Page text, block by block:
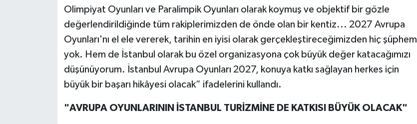
Olimpiyat Oyunları ve Paralimpik Oyunları olarak koymuş ve objektif bir gözle
değerlendirildiğinde tüm rakiplerimizden de önde olan bir kentiz... 2027 Avrupa
Oyunları'nı el ele vererek, tarihin en iyisi olarak gerçekleştireceğimizden hiç şüphem
yok. Hem de İstanbul olarak bu özel organizasyona çok büyük değer katacağımızı
düşünüyorum. İstanbul Avrupa Oyunları 2027, konuya katkı sağlayan herkes için
büyük bir başarı hikâyesi olacak” ifadelerini kullandı.
"AVRUPA OYUNLARININ İSTANBUL TURİZMİNE DE KATKISI BÜYÜK OLACAK"